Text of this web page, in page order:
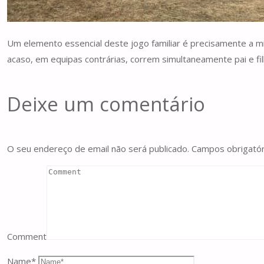
Um elemento essencial deste jogo familiar é precisamente a
acaso, em equipas contrárias, correm simultaneamente pai e
Deixe um comentário
O seu endereço de email não será publicado. Campos
Comment
Name*